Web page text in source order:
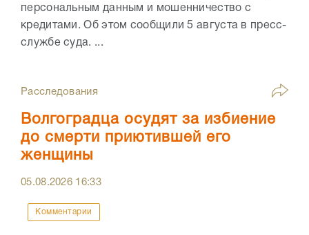
персональным данным и мошенничество с
кредитами. Об этом сообщили 5 августа в пресс-
службе суда. ...
Расследования
Волгоградца осудят за избиение
до смерти приютившей его
женщины
05.08.2026 16:33
Комментарии